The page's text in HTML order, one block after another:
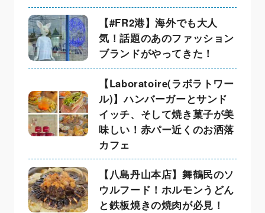
【#FR2港】海外でも大人
気！話題のあのファッション
ブランドがやってきた！
【Laboratoire(ラボラトワー
ル)】ハンバーガーとサンド
イッチ、そして焼き菓子が美
味しい！赤パー近くのお洒落
カフェ
【八島丹山本店】舞鶴民のソ
ウルフード！ホルモンうどん
と鉄板焼きの焼肉が必見！